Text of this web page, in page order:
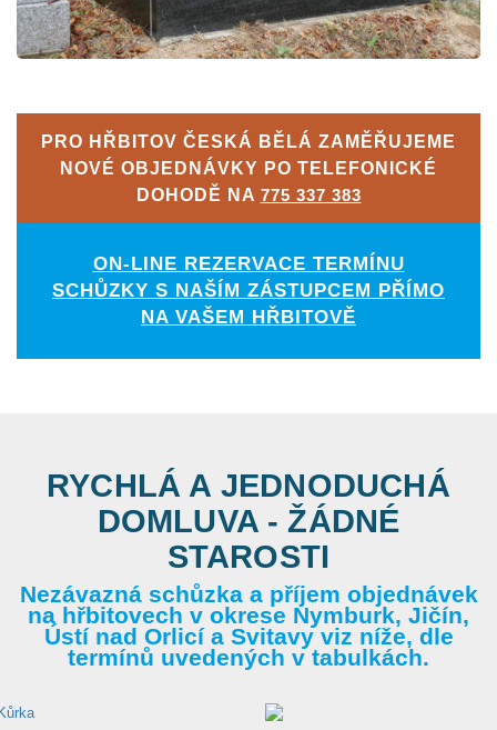
PRO HŘBITOV ČESKÁ BĚLÁ ZAMĚŘUJEME
NOVÉ OBJEDNÁVKY PO TELEFONICKÉ
DOHODĚ NA 775 337 383
ON-LINE REZERVACE TERMÍNU
SCHŮZKY S NAŠÍM ZÁSTUPCEM PŘÍMO
NA VAŠEM HŘBITOVĚ
RYCHLÁ A JEDNODUCHÁ
DOMLUVA - ŽÁDNÉ
STAROSTI
Nezávazná schůzka a příjem objednávek
na hřbitovech v okrese Nymburk, Jičín,
Ústí nad Orlicí a Svitavy viz níže, dle
termínů uvedených v tabulkách.